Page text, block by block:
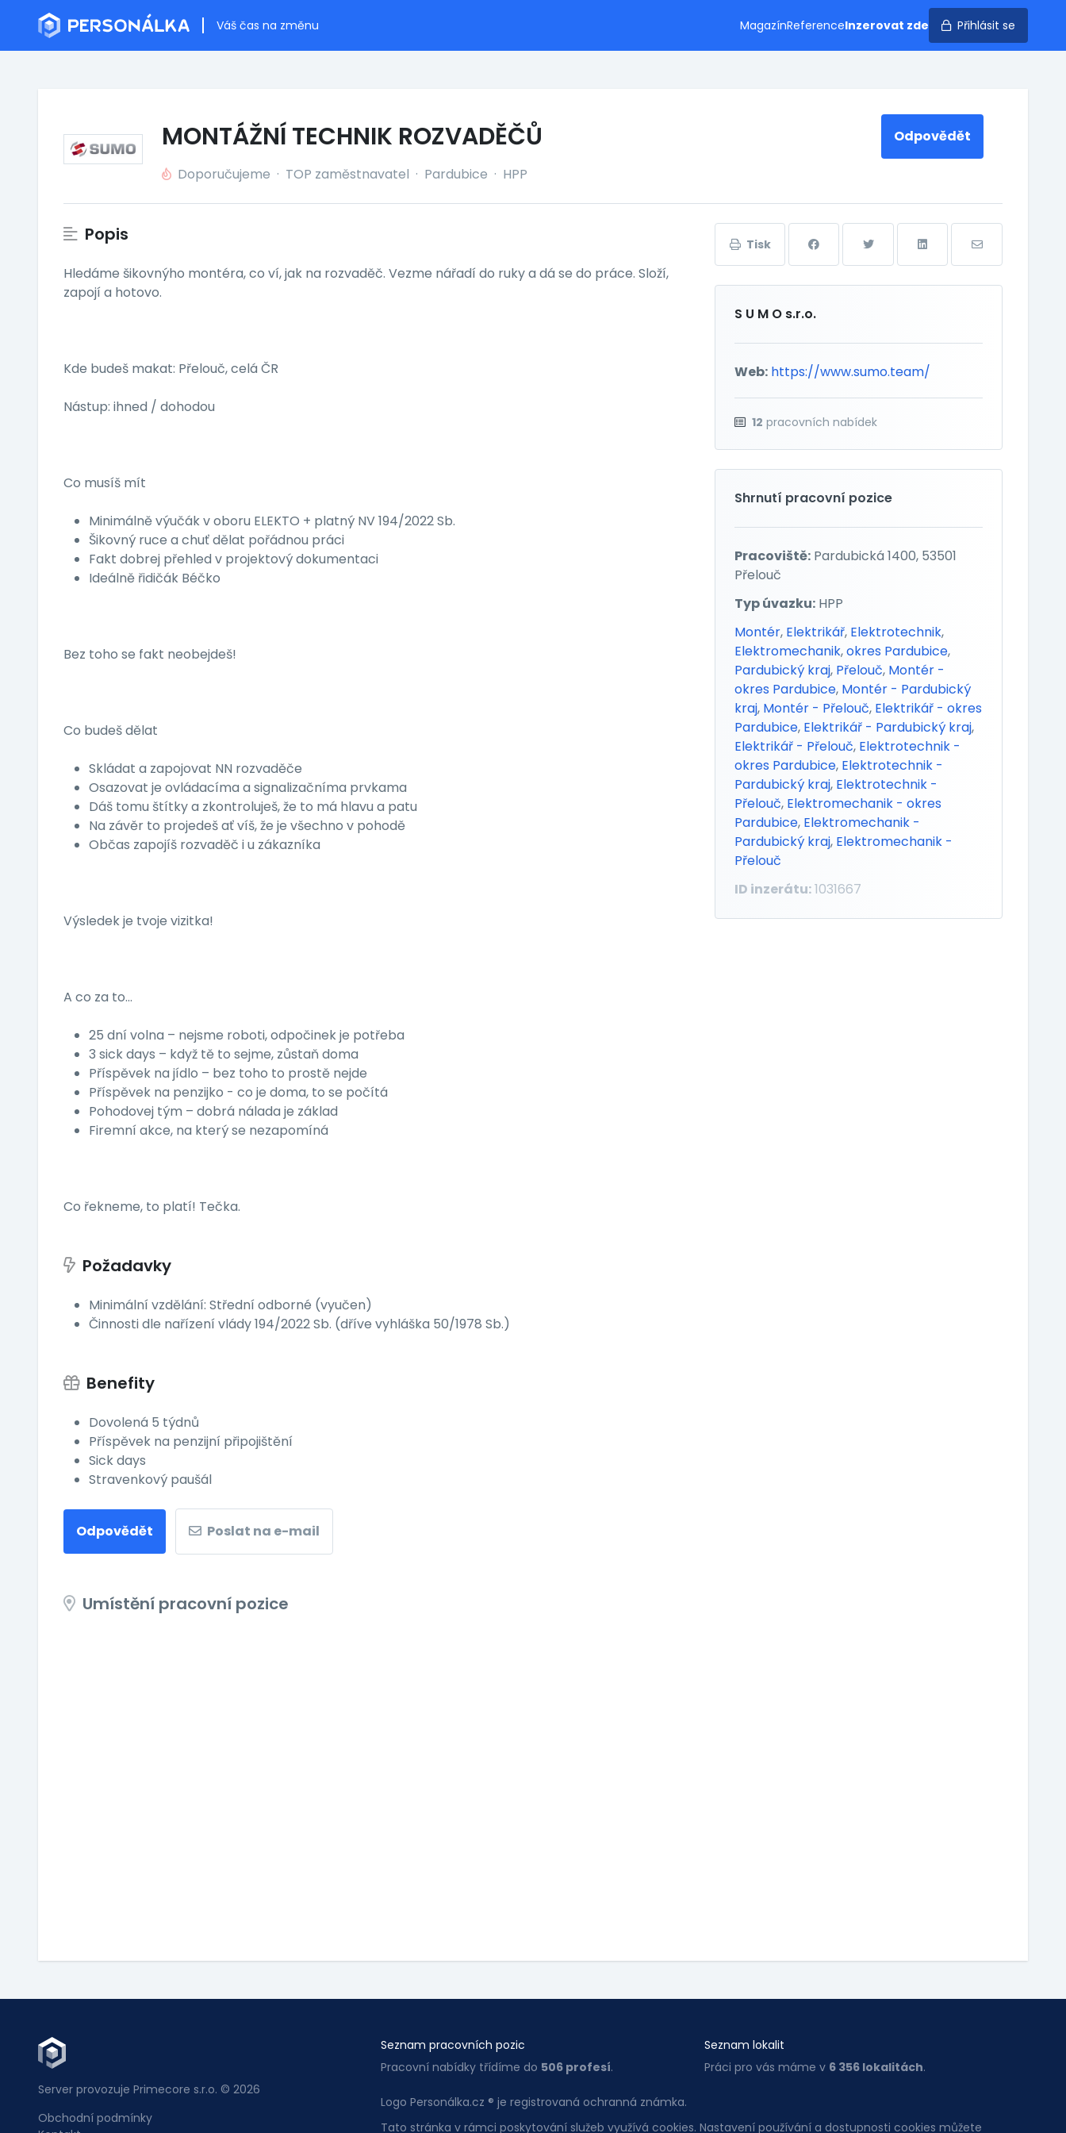
Váš čas na změnu MagazínReferenceInzerovat zde Přihlásit se
MONTÁŽNÍ TECHNIK ROZVADĚČŮ Odpovědět
Doporučujeme · TOP zaměstnavatel · Pardubice · HPP
Popis
Hledáme šikovnýho montéra, co ví, jak na rozvaděč. Vezme nářadí do ruky a dá se do práce. Složí,
zapojí a hotovo.
Kde budeš makat: Přelouč, celá ČR
Nástup: ihned / dohodou
Co musíš mít
Minimálně výučák v oboru ELEKTO + platný NV 194/2022 Sb.
Šikovný ruce a chuť dělat pořádnou práci
Fakt dobrej přehled v projektový dokumentaci
Ideálně řidičák Béčko
Bez toho se fakt neobejdeš!
Co budeš dělat
Skládat a zapojovat NN rozvaděče
Osazovat je ovládacíma a signalizačníma prvkama
Dáš tomu štítky a zkontroluješ, že to má hlavu a patu
Na závěr to projedeš ať víš, že je všechno v pohodě
Občas zapojíš rozvaděč i u zákazníka
Výsledek je tvoje vizitka!
A co za to…
​​​​​​​25 dní volna – nejsme roboti, odpočinek je potřeba
3 sick days – když tě to sejme, zůstaň doma
Příspěvek na jídlo – bez toho to prostě nejde
Příspěvek na penzijko - co je doma, to se počítá
Pohodovej tým – dobrá nálada je základ
Firemní akce, na který se nezapomíná
Co řekneme, to platí! Tečka.
Požadavky
Minimální vzdělání: Střední odborné (vyučen)
Činnosti dle nařízení vlády 194/2022 Sb. (dříve vyhláška 50/1978 Sb.)
Benefity
Dovolená 5 týdnů
Příspěvek na penzijní připojištění
Sick days
Stravenkový paušál
Odpovědět Poslat na e-mail
Umístění pracovní pozice
Tisk
S U M O s.r.o.
Web: https://www.sumo.team/
12 pracovních nabídek
Shrnutí pracovní pozice
Pracoviště: Pardubická 1400, 53501
Přelouč
Typ úvazku: HPP
Montér, Elektrikář, Elektrotechnik,
Elektromechanik,okres Pardubice,
Pardubický kraj, Přelouč, Montér -
okres Pardubice, Montér - Pardubický
kraj, Montér - Přelouč, Elektrikář - okres
Pardubice, Elektrikář - Pardubický kraj,
Elektrikář - Přelouč, Elektrotechnik -
okres Pardubice, Elektrotechnik -
Pardubický kraj, Elektrotechnik -
Přelouč, Elektromechanik - okres
Pardubice, Elektromechanik -
Pardubický kraj, Elektromechanik -
Přelouč
ID inzerátu:1031667
Server provozuje Primecore s.r.o. © 2026
Obchodní podmínky
Seznam pracovních pozic
Pracovní nabídky třídíme do 506 profesí.
Seznam lokalit
Práci pro vás máme v 6 356 lokalitách.
Logo Personálka.cz ® je registrovaná ochranná známka.
Tato stránka v rámci poskytování služeb využívá cookies. Nastavení používání a dostupnosti cookies můžete